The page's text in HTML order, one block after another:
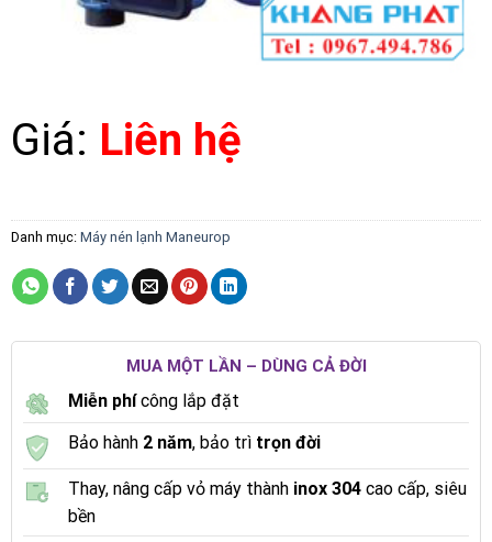
Giá: Liên hệ
Danh mục: Máy nén lạnh Maneurop
MUA MỘT LẦN – DÙNG CẢ ĐỜI
Miễn phícông lắp đặt
Bảo hành 2 năm, bảo trì trọn đời
Thay, nâng cấp vỏ máy thành inox 304cao cấp, siêu
bền